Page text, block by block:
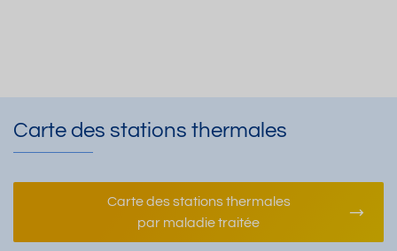
Carte des stations thermales
Carte des stations thermales
par maladie traitée